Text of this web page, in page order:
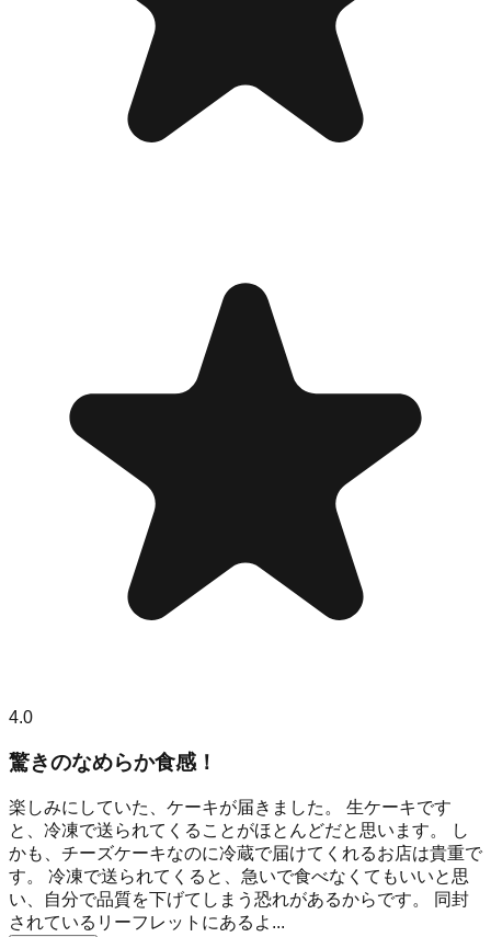
4.0
驚きのなめらか食感！
楽しみにしていた、ケーキが届きました。 生ケーキです
と、冷凍で送られてくることがほとんどだと思います。 し
かも、チーズケーキなのに冷蔵で届けてくれるお店は貴重で
す。 冷凍で送られてくると、急いで食べなくてもいいと思
い、自分で品質を下げてしまう恐れがあるからです。 同封
されているリーフレットにあるよ...